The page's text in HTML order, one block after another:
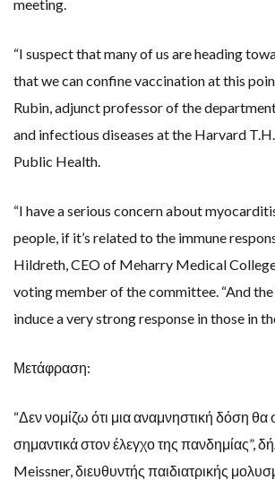
meeting.
“I suspect that many of us are heading
that we can confine vaccination at this
Rubin, adjunct professor of the
and infectious diseases at the Harvard
Public Health.
“I have a serious concern about
people, if it’s related to the immune
Hildreth, CEO of Meharry Medical
voting member of the committee. “And
induce a very strong response in those in
Μετάφραση:
“Δεν νομίζω ότι μια αναμνηστική δόση θα
σημαντικά στον έλεγχο της πανδημίας”,
Meissner, διευθυντής παιδιατρικής